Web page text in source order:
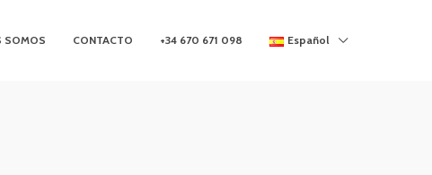
SOMOS CONTACTO +34 670 671 098 Español